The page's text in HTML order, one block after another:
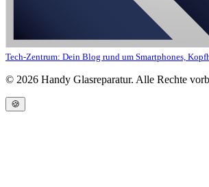
Tech-Zentrum: Dein Blog rund um Smartphones,
© 2026 Handy Glasreparatur. Alle Rechte
🍪